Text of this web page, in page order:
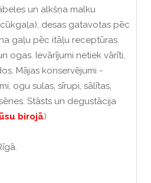
un alkšņa malku
desas gatavotas pēc
gaļu pēc itāļu receptūras.
ogas. Ievārījumi netiek vārīti,
Mājas konservējumi -
ogu sulas, sīrupi, sālītas,
Stāsts un degustācija
birojā)